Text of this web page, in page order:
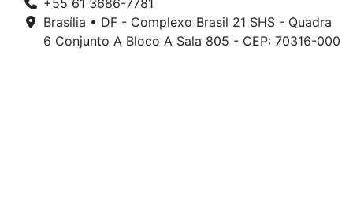
+55 61 3686-7781
Brasília • DF - Complexo Brasil 21 SHS - Quadra
6 Conjunto A Bloco A Sala 805 - CEP: 70316-000